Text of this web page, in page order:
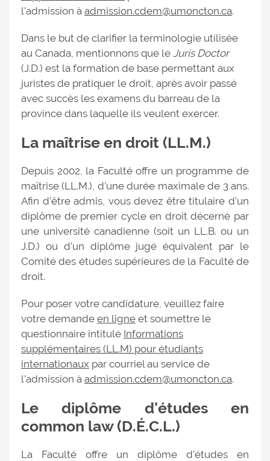
l’admission à admission.cdem@umoncton.ca.
Dans le but de clarifier la terminologie utilisée
au Canada, mentionnons que le Juris Doctor
(J.D.) est la formation de base permettant aux
juristes de pratiquer le droit, après avoir passé
avec succès les examens du barreau de la
province dans laquelle ils veulent exercer.
La maîtrise en droit (LL.M.)
Depuis 2002, la Faculté offre un programme de
maîtrise (LL.M.), d’une durée maximale de 3 ans.
Afin d’être admis, vous devez être titulaire d’un
diplôme de premier cycle en droit décerné par
une université canadienne (soit un LL.B. ou un
J.D.) ou d’un diplôme jugé équivalent par le
Comité des études supérieures de la Faculté de
droit.
Pour poser votre candidature, veuillez faire
votre demande en ligne et soumettre le
questionnaire intitulé Informations
supplémentaires (LL.M) pour étudiants
internationaux par courriel au service de
l’admission à admission.cdem@umoncton.ca.
Le diplôme d’études en
common law (D.É.C.L.)
La Faculté offre un diplôme d’études en